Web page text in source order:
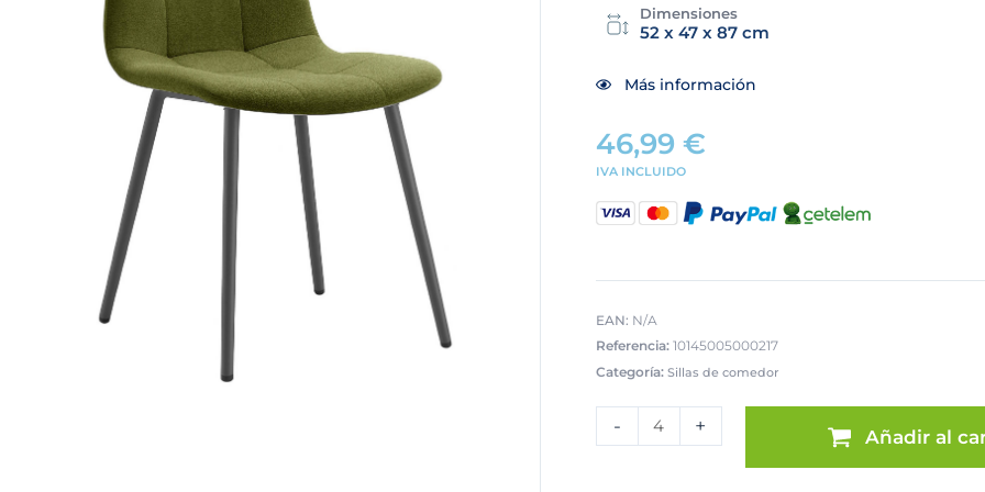
Dimensiones
52 x 47 x 87 cm
Más información
46,99 €
IVA INCLUIDO
EAN: N/A
Referencia: 10145005000217
Categoría: Sillas de comedor
-
DANTE
+ Añadir al